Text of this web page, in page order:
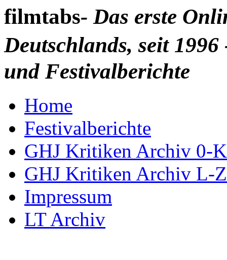
filmtabs- Das erste
Deutschlands, seit
und Festivalberichte
Home
Festivalberichte
GHJ Kritiken Archiv 0-K
GHJ Kritiken Archiv L-Z
Impressum
LT Archiv